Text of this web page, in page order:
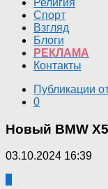
Религия
Спорт
Взгляд
Блоги
РЕКЛАМА
Контакты
Публикации
0
Новый BMW
03.10.2024 16:39